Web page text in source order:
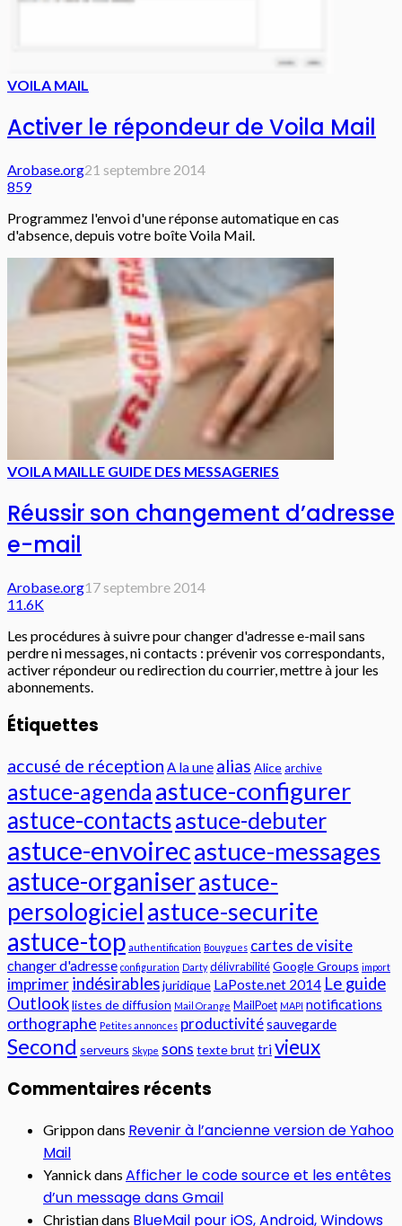
VOILA MAIL
Activer le répondeur de Voila Mail
Arobase.org21 septembre 2014
859
Programmez l'envoi d'une réponse automatique en cas
d'absence, depuis votre boîte Voila Mail.
VOILA MAILLE GUIDE DES MESSAGERIES
Réussir son changement d’adresse
e-mail
Arobase.org17 septembre 2014
11.6K
Les procédures à suivre pour changer d'adresse e-mail sans
perdre ni messages, ni contacts : prévenir vos correspondants,
activer répondeur ou redirection du courrier, mettre à jour les
abonnements.
Étiquettes
accusé de réception A la une alias Alicearchive
astuce-agenda astuce-configurer
astuce-contactsastuce-debuter
astuce-envoirecastuce-messages
astuce-organiserastuce-
persologicielastuce-securite
astuce-top authentification Bouygues cartes de visite
changer d'adresse configuration Darty délivrabilitéGoogle Groups import
imprimerindésirablesjuridique LaPoste.net 2014 Le guide
Outlooklistes de diffusion Mail Orange MailPoet MAPI notifications
orthographe Petites annonces productivitésauvegarde
Second serveurs Skype sons texte brut trivieux
Commentaires récents
Grippondans Revenir à l’ancienne version de Yahoo
Mail
Yannick dans Afficher le code source et les entêtes
d’un message dans Gmail
Christiandans BlueMail pour iOS, Android, Windows